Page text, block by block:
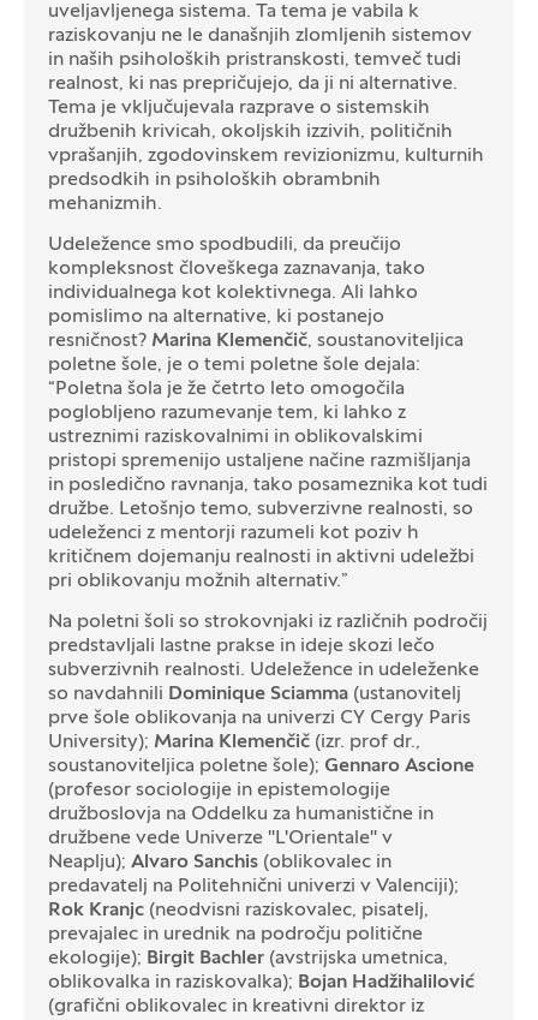
uveljavljenega sistema. Ta tema je vabila k
raziskovanju ne le današnjih zlomljenih sistemov
in naših psiholoških pristranskosti, temveč tudi
realnost, ki nas prepričujejo, da ji ni alternative.
Tema je vključujevala razprave o sistemskih
družbenih krivicah, okoljskih izzivih, političnih
vprašanjih, zgodovinskem revizionizmu, kulturnih
predsodkih in psiholoških obrambnih
mehanizmih.
Udeležence smo spodbudili, da preučijo
kompleksnost človeškega zaznavanja, tako
individualnega kot kolektivnega. Ali lahko
pomislimo na alternative, ki postanejo
resničnost? Marina Klemenčič, soustanoviteljica
poletne šole, je o temi poletne šole dejala:
“Poletna šola je že četrto leto omogočila
poglobljeno razumevanje tem, ki lahko z
ustreznimi raziskovalnimi in oblikovalskimi
pristopi spremenijo ustaljene načine razmišljanja
in posledično ravnanja, tako posameznika kot tudi
družbe. Letošnjo temo, subverzivne realnosti, so
udeleženci z mentorji razumeli kot poziv h
kritičnem dojemanju realnosti in aktivni udeležbi
pri oblikovanju možnih alternativ.”
Na poletni šoli so strokovnjaki iz različnih področij
predstavljali lastne prakse in ideje skozi lečo
subverzivnih realnosti. Udeležence in udeleženke
so navdahnili Dominique Sciamma (ustanovitelj
prve šole oblikovanja na univerzi CY Cergy Paris
University); Marina Klemenčič (izr. prof dr.,
soustanoviteljica poletne šole); Gennaro Ascione
(profesor sociologije in epistemologije
družboslovja na Oddelku za humanistične in
družbene vede Univerze "L'Orientale" v
Neaplju); Alvaro Sanchis (oblikovalec in
predavatelj na Politehnični univerzi v Valenciji);
Rok Kranjc (neodvisni raziskovalec, pisatelj,
prevajalec in urednik na področju politične
ekologije); Birgit Bachler (avstrijska umetnica,
oblikovalka in raziskovalka); Bojan Hadžihalilović
(grafični oblikovalec in kreativni direktor iz